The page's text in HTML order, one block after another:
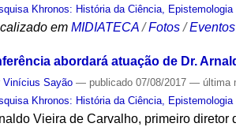
Khronos: História da Ciência,
em MIDIATECA /Fotos /
abordará atuação de Dr.
Vinícius Sayão — publicado 07/08/2017— última
Khronos: História da Ciência,
Vieira de Carvalho, primeiro diretor